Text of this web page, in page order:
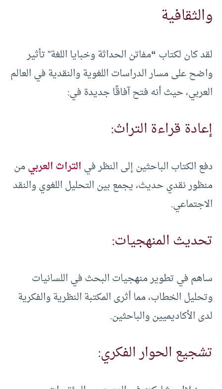
والثقافية
لقد كان لكتاب “مفاتن الحداثة وخبايا اللغة” تأثير
واضح على مسار الدراسات اللغوية والنقدية في العالم
العربي، حيث أنه فتح آفاقًا جديدة في:
إعادة قراءة التراث:
دفع الكتاب الباحثين إلى النظر فيالتراث العربيمن
منظور نقدي حديث، يجمع بين التحليل اللغوي والنقد
الاجتماعي.
تحديث المنهجيات:
ساهم في تطوير منهجيات البحث في اللسانيات
وتحليل الخطاب، مما أثرى المكتبة النظرية والفكرية
لدى الأكاديميين والباحثين.
تشجيع الحوار الفكري: